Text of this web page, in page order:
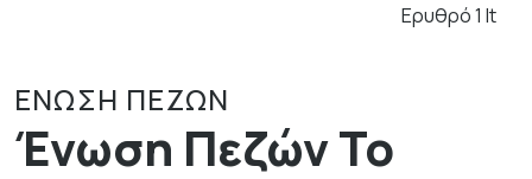
Ερυθρό 1 lt
ΕΝΩΣΗ ΠΕΖΩΝ
Ένωση Πεζών Το